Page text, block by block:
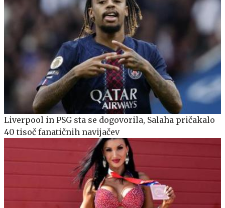
Liverpool in PSG sta se dogovorila, Salaha pričakalo
40 tisoč fanatičnih navijačev